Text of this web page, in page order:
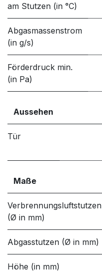
am Stutzen (in °C)
Abgasmassenstrom
(in g/s)
Förderdruck min.
(in Pa)
Aussehen
Tür
Maße
Verbrennungsluftstutzen
(Ø in mm)
Abgasstutzen (Ø in mm)
Höhe (in mm)